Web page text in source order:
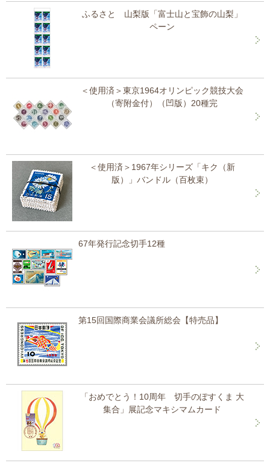
ふるさと 山梨版「富士山と宝飾の山梨」
ペーン
＜使用済＞東京1964オリンピック競技大会
（寄附金付）（凹版）20種完
＜使用済＞1967年シリーズ「キク（新
版）」バンドル（百枚束）
67年発行記念切手12種
第15回国際商業会議所総会【特売品】
「おめでとう！10周年 切手のぽすくま 大
集合」展記念マキシマムカード